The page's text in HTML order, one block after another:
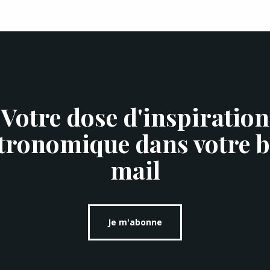
Votre dose d'inspiration
dans votre
mail
Je m'abonne